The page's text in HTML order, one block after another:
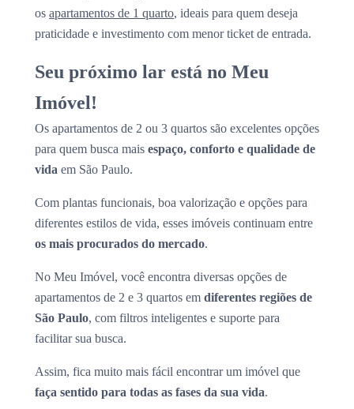
os apartamentos de 1 quarto, ideais para quem deseja
praticidade e investimento com menor ticket de entrada.
Seu próximo lar está no Meu
Imóvel!
Os apartamentos de 2 ou 3 quartos são excelentes opções
para quem busca mais espaço, conforto e qualidade de
vida em São Paulo.
Com plantas funcionais, boa valorização e opções para
diferentes estilos de vida, esses imóveis continuam entre
os mais procurados do mercado.
No Meu Imóvel, você encontra diversas opções de
apartamentos de 2 e 3 quartos em diferentes regiões de
São Paulo, com filtros inteligentes e suporte para
facilitar sua busca.
Assim, fica muito mais fácil encontrar um imóvel que
faça sentido para todas as fases da sua vida.